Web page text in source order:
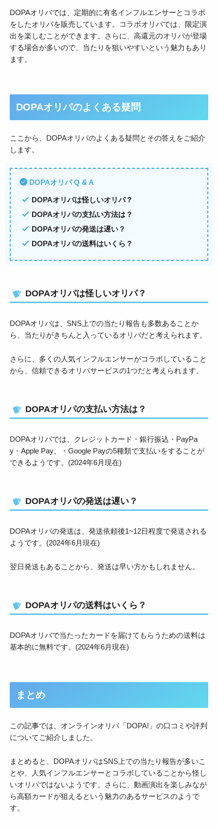
DOPAオリパでは、定期的に有名インフルエンサーとコラボ
をしたオリパを販売しています。コラボオリパでは、限定演
出を楽しむことができます。さらに、高還元のオリパが登場
する場合が多いので、当たりを狙いやすいという魅力もあり
ます。
DOPAオリパのよくある疑問
ここから、DOPAオリパのよくある疑問とその答えをご紹介
します。
DOPAオリパ Q & A
DOPAオリパは怪しいオリパ？
DOPAオリパの支払い方法は？
DOPAオリパの発送は遅い？
DOPAオリパの送料はいくら？
DOPAオリパは怪しいオリパ？
DOPAオリパは、SNS上での当たり報告も多数あることか
ら、当たりがきちんと入っているオリパだと考えられます。
さらに、多くの人気インフルエンサーがコラボしていること
から、信頼できるオリパサービスの1つだと考えられます。
DOPAオリパの支払い方法は？
DOPAオリパでは、クレジットカード・銀行振込・PayPa
y・Apple Pay、・Google Payの5種類で支払いをすることが
できるようです。(2024年6月現在)
DOPAオリパの発送は遅い？
DOPAオリパの発送は、発送依頼後1~12日程度で発送される
ようです。(2024年6月現在)
翌日発送もあることから、発送は早い方かもしれません。
DOPAオリパの送料はいくら？
DOPAオリパで当たったカードを届けてもらうための送料は
基本的に無料です。(2024年6月現在)
まとめ
この記事では、オンラインオリパ「DOPA!」の口コミや評判
についてご紹介しました。
まとめると、DOPAオリパはSNS上での当たり報告が多いこ
とや、人気インフルエンサーとコラボしていることから怪し
いオリパではないようです。さらに、動画演出を楽しみなが
ら高額カードが狙えるという魅力のあるサービスのようで
す。